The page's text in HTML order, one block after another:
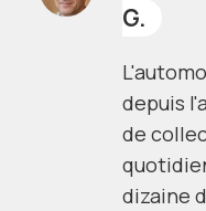
G.
depuis
de
dizaine